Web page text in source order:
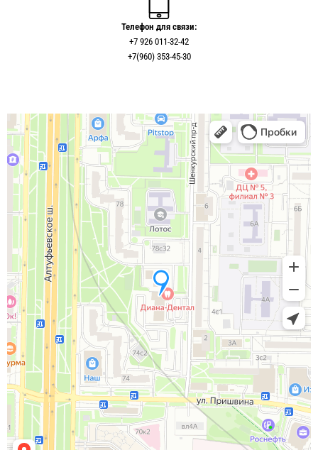
Телефон для связи:
+7 926 011-32-42
+7(960) 353-45-30